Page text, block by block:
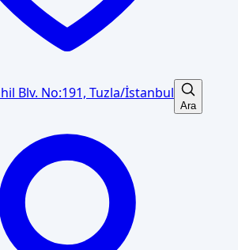
Blv. No:191, Tuzla/İstanbul
Ara